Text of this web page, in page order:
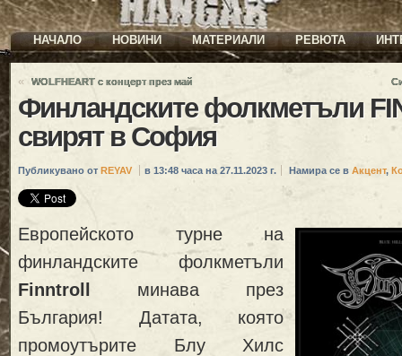
НАЧАЛО НОВИНИ МАТЕРИАЛИ РЕВЮТА
« WOLFHEART с концерт през май
Финландските фолкметъли
свирят в София
Публикувано от REYAV в 13:48 часа на 27.11.2023 г. Намира се в Акцент,
Европейското турне на
финландските фолкметъли
Finntroll
минава през
България! Датата, която
промоутърите Блу Хилс